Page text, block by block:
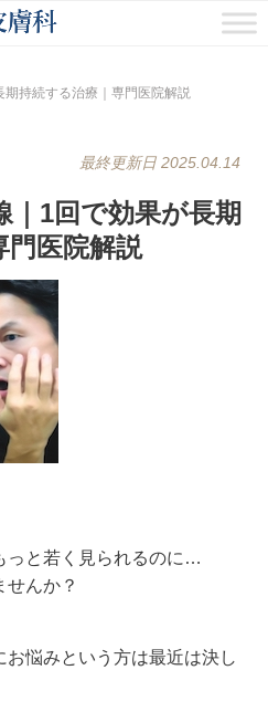
持続する治療｜専門医院解説
最終更新日 2025.04.14
｜1回で効果が長期
門医院解説
っと若く見られるのに…
せんか？
お悩みという方は最近は決し